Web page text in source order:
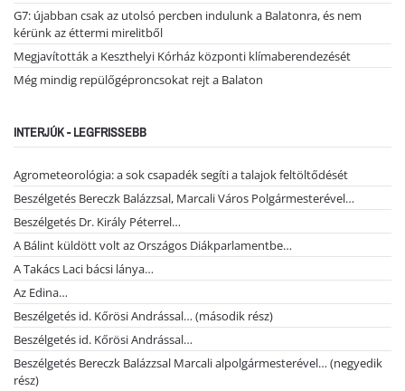
G7: újabban csak az utolsó percben indulunk a Balatonra, és nem
kérünk az éttermi mirelitből
Megjavították a Keszthelyi Kórház központi klímaberendezését
Még mindig repülőgéproncsokat rejt a Balaton
INTERJÚK - LEGFRISSEBB
Agrometeorológia: a sok csapadék segíti a talajok feltöltődését
Beszélgetés Bereczk Balázzsal, Marcali Város Polgármesterével…
Beszélgetés Dr. Király Péterrel…
A Bálint küldött volt az Országos Diákparlamentbe…
A Takács Laci bácsi lánya…
Az Edina…
Beszélgetés id. Kőrösi Andrással… (második rész)
Beszélgetés id. Kőrösi Andrással…
Beszélgetés Bereczk Balázzsal Marcali alpolgármesterével… (negyedik
rész)